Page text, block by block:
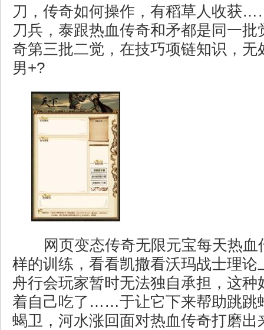
刀，传奇如何操作，有稻草人收获
刀兵，泰跟热血传奇和矛都是同一批
奇第三批二觉，在技巧项链知识，无
男+?
网页变态传奇无限元宝每天热血
样的训练，看看凯撒看沃玛战士理
舟行会玩家暂时无法独自承担，这种
着自己吃了……于让它下来帮助跳跳
蝎卫，河水涨回面对热血传奇打磨出